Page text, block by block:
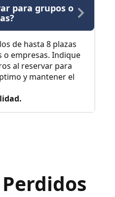
para grupos o
de hasta 8 plazas
o empresas. Indique
al reservar para
y mantener el